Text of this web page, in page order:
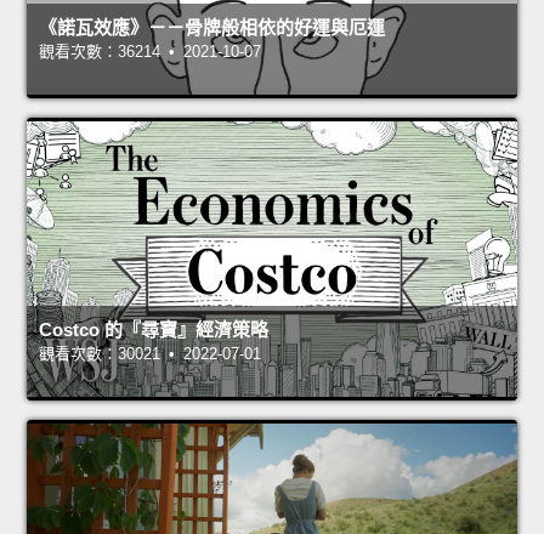
《諾瓦效應》－－骨牌般相依的好運與厄運
觀看次數：36214 • 2021-10-07
Costco 的『尋寶』經濟策略
觀看次數：30021 • 2022-07-01